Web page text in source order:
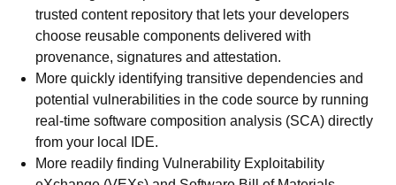
trusted content repository that lets your developers
choose reusable components delivered with
provenance, signatures and attestation.
More quickly identifying transitive dependencies and
potential vulnerabilities in the code source by running
real-time software composition analysis (SCA) directly
from your local IDE.
More readily finding Vulnerability Exploitability